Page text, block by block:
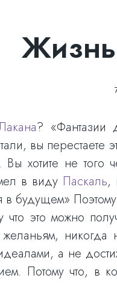
? «Фантазии
вы
хотите не того
в виду Паскаль,
в будущем»
это можно
никогда
а не
Потому что, в